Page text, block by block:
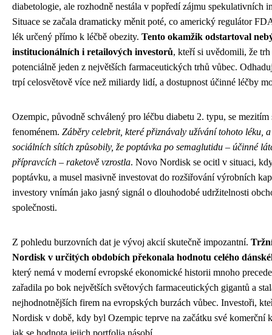
diabetologie, ale rozhodně nestála v popředí zájmu spekulativních
Situace se začala dramaticky měnit poté, co americký regulátor
lék určený přímo k léčbě obezity. Tento okamžik odstartoval
institucionálních i retailových investorů, kteří si uvědomili, že
potenciálně jeden z největších farmaceutických trhů vůbec.
trpí celosvětově více než miliardy lidí, a dostupnost účinné léčby
Ozempic, původně schválený pro léčbu diabetu 2. typu, se
fenoménem. Záběry celebrit, které přiznávaly užívání tohoto léku,
sociálních sítích způsobily, že poptávka po semaglutidu – účinné
přípravcích – raketově vzrostla. Novo Nordisk se ocitl v situaci,
poptávku, a musel masivně investovat do rozšiřování výrobních
investory vnímán jako jasný signál o dlouhodobé udržitelnosti
společnosti.
Z pohledu burzovních dat je vývoj akcií skutečně impozantní.
Nordisk v určitých obdobích překonala hodnotu celého
který nemá v moderní evropské ekonomické historii mnoho
zařadila po bok největších světových farmaceutických gigantů a
nejhodnotnějších firem na evropských burzách vůbec. Investoři,
Nordisk v době, kdy byl Ozempic teprve na začátku své komerční
jak se hodnota jejich portfolia násobí.